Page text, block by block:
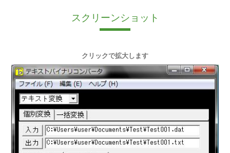
スクリーンショット
クリックで拡大します